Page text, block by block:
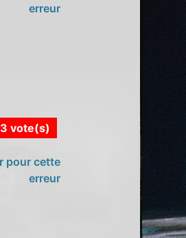
erreur
vote(s)
pour cette
erreur